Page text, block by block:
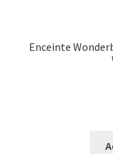
Enceinte